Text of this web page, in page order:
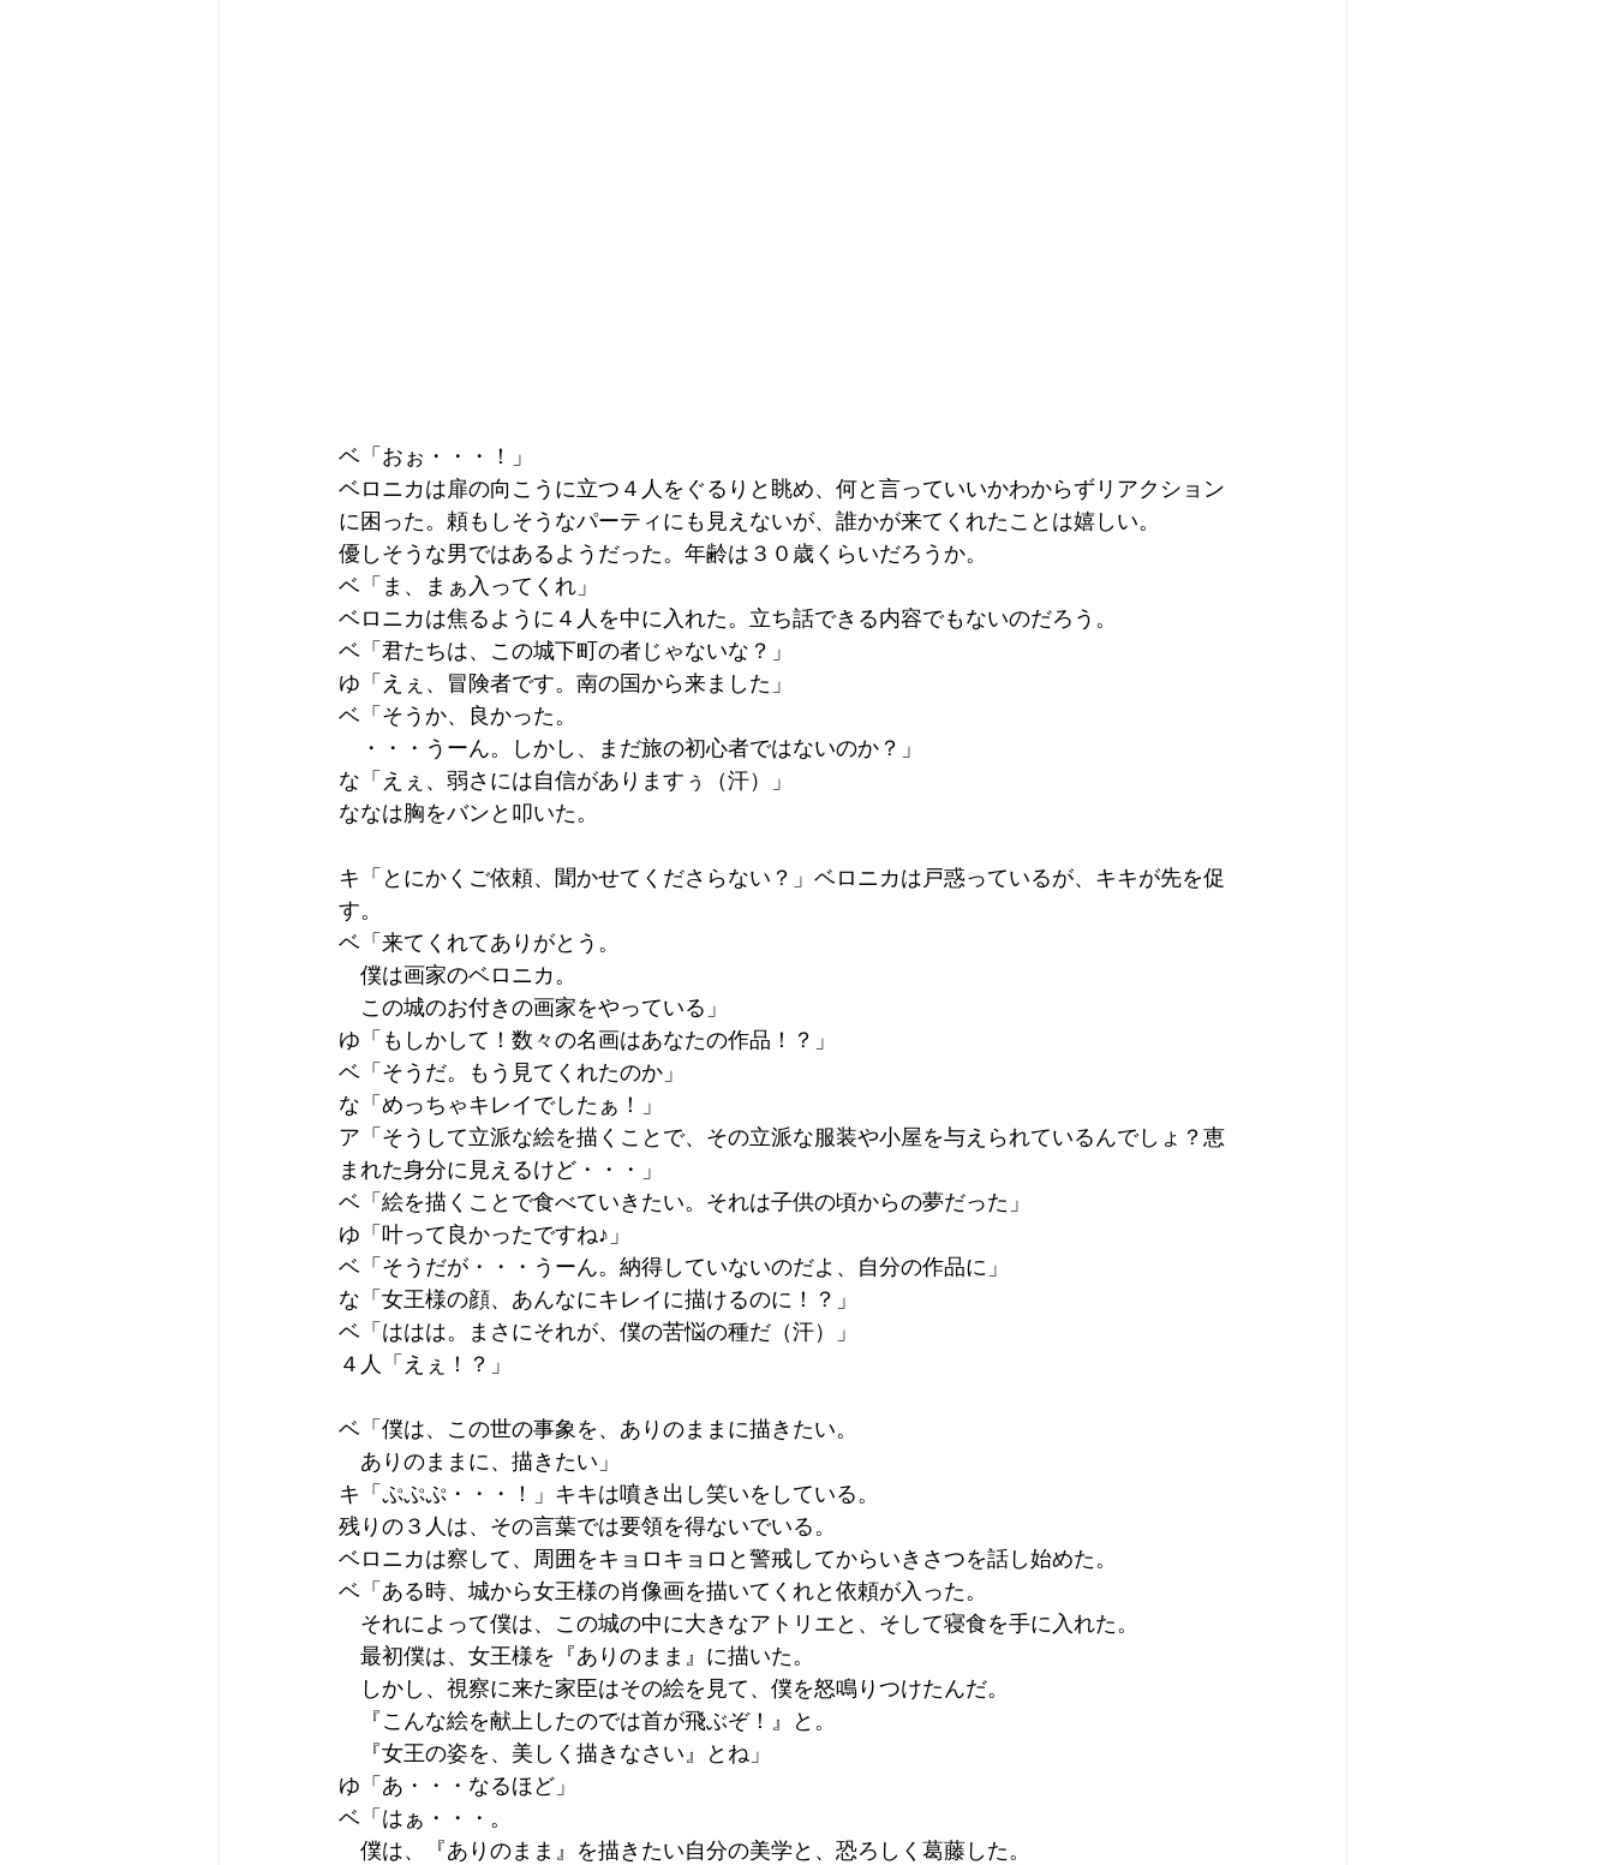
ベ「おぉ・・・！」
ベロニカは扉の向こうに立つ４人をぐるりと眺め、何と言っていいかわからずリアクション
に困った。頼もしそうなパーティにも見えないが、誰かが来てくれたことは嬉しい。
優しそうな男ではあるようだった。年齢は３０歳くらいだろうか。
ベ「ま、まぁ入ってくれ」
ベロニカは焦るように４人を中に入れた。立ち話できる内容でもないのだろう。
ベ「君たちは、この城下町の者じゃないな？」
ゆ「えぇ、冒険者です。南の国から来ました」
ベ「そうか、良かった。
・・・うーん。しかし、まだ旅の初心者ではないのか？」
な「えぇ、弱さには自信がありますぅ（汗）」
ななは胸をバンと叩いた。
キ「とにかくご依頼、聞かせてくださらない？」ベロニカは戸惑っているが、キキが先を促
す。
ベ「来てくれてありがとう。
僕は画家のベロニカ。
この城のお付きの画家をやっている」
ゆ「もしかして！数々の名画はあなたの作品！？」
ベ「そうだ。もう見てくれたのか」
な「めっちゃキレイでしたぁ！」
ア「そうして立派な絵を描くことで、その立派な服装や小屋を与えられているんでしょ？恵
まれた身分に見えるけど・・・」
ベ「絵を描くことで食べていきたい。それは子供の頃からの夢だった」
ゆ「叶って良かったですね♪」
ベ「そうだが・・・うーん。納得していないのだよ、自分の作品に」
な「女王様の顔、あんなにキレイに描けるのに！？」
ベ「ははは。まさにそれが、僕の苦悩の種だ（汗）」
４人「えぇ！？」
ベ「僕は、この世の事象を、ありのままに描きたい。
ありのままに、描きたい」
キ「ぷぷぷ・・・！」キキは噴き出し笑いをしている。
残りの３人は、その言葉では要領を得ないでいる。
ベロニカは察して、周囲をキョロキョロと警戒してからいきさつを話し始めた。
ベ「ある時、城から女王様の肖像画を描いてくれと依頼が入った。
それによって僕は、この城の中に大きなアトリエと、そして寝食を手に入れた。
最初僕は、女王様を『ありのまま』に描いた。
しかし、視察に来た家臣はその絵を見て、僕を怒鳴りつけたんだ。
『こんな絵を献上したのでは首が飛ぶぞ！』と。
『女王の姿を、美しく描きなさい』とね」
ゆ「あ・・・なるほど」
ベ「はぁ・・・。
僕は、『ありのまま』を描きたい自分の美学と、恐ろしく葛藤した。